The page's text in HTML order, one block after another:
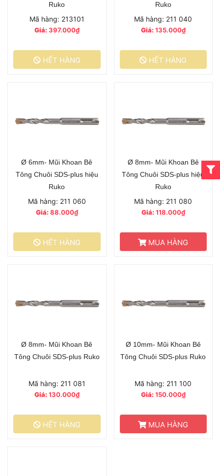
Ruko
Mã hàng: 213101
Giá:397.000₫
HẾT HÀNG
Ruko
Mã hàng: 211 040
Giá:135.000₫
HẾT HÀNG
Ø 6mm- Mũi Khoan Bê
Tông Chuôi SDS-plus hiệu
Ruko
Mã hàng: 211 060
Giá:88.000₫
HẾT HÀNG
Ø 8mm- Mũi Khoan Bê
Tông Chuôi SDS-plus hiệu
Ruko
Mã hàng: 211 080
Giá:118.000₫
MUA HÀNG
Ø 8mm- Mũi Khoan Bê
Tông Chuôi SDS-plus Ruko
Mã hàng: 211 081
Giá:130.000₫
HẾT HÀNG
Ø 10mm- Mũi Khoan Bê
Tông Chuôi SDS-plus Ruko
Mã hàng: 211 100
Giá:150.000₫
MUA HÀNG